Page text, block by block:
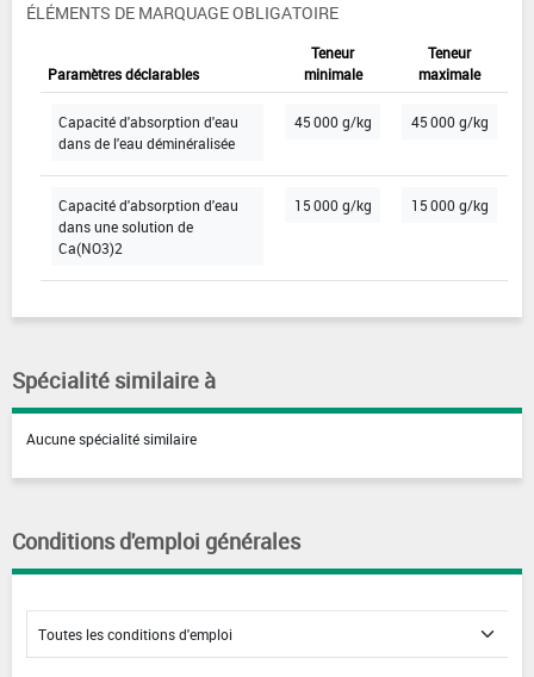
ÉLÉMENTS DE MARQUAGE OBLIGATOIRE
Paramètres déclarables
Teneur
minimale
Teneur
maximale
Capacité d'absorption d'eau
dans de l'eau déminéralisée
45 000 g/kg 45 000 g/kg
Capacité d'absorption d'eau
dans une solution de
Ca(NO3)2
15 000 g/kg 15 000 g/kg
Spécialité similaire à
Aucune spécialité similaire
Conditions d'emploi générales